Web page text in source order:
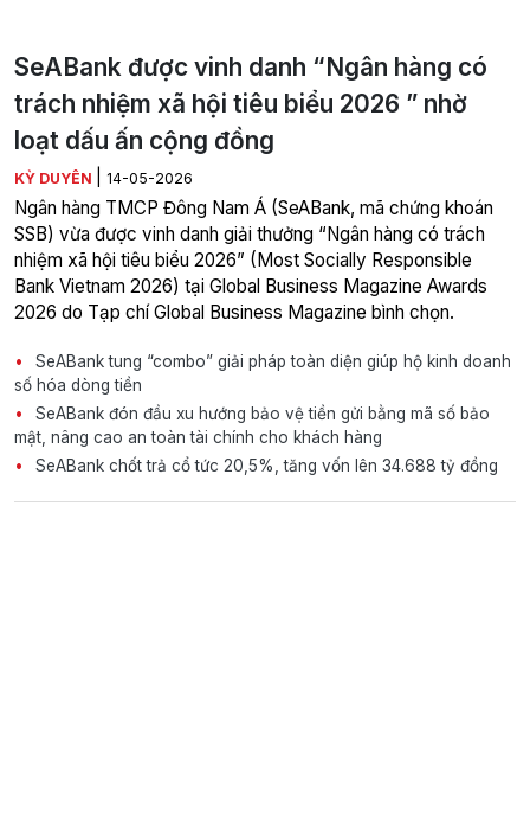
SeABank được vinh danh “Ngân hàng có
trách nhiệm xã hội tiêu biểu 2026 ” nhờ
loạt dấu ấn cộng đồng
KỲ DUYÊN 14-05-2026
Ngân hàng TMCP Đông Nam Á (SeABank, mã chứng khoán
SSB) vừa được vinh danh giải thưởng “Ngân hàng có trách
nhiệm xã hội tiêu biểu 2026” (Most Socially Responsible
Bank Vietnam 2026) tại Global Business Magazine Awards
2026 do Tạp chí Global Business Magazine bình chọn.
SeABank tung “combo” giải pháp toàn diện giúp hộ kinh doanh
số hóa dòng tiền
SeABank đón đầu xu hướng bảo vệ tiền gửi bằng mã số bảo
mật, nâng cao an toàn tài chính cho khách hàng
SeABank chốt trả cổ tức 20,5%, tăng vốn lên 34.688 tỷ đồng